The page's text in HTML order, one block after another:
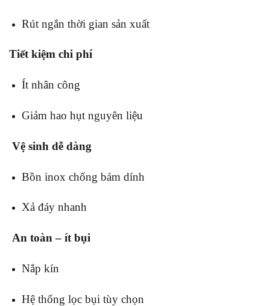
Rút ngắn thời gian sản xuất
Tiết kiệm chi phí
Ít nhân công
Giảm hao hụt nguyên liệu
Vệ sinh dễ dàng
Bồn inox chống bám dính
Xả đáy nhanh
An toàn – ít bụi
Nắp kín
Hệ thống lọc bụi tùy chọn